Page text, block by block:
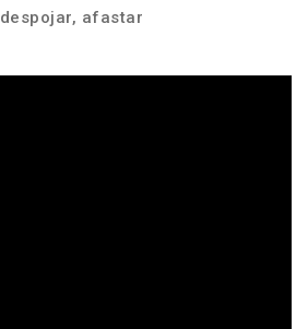
despojar, afastar